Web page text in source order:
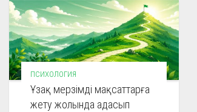
ПСИХОЛОГИЯ
Ұзақ мерзімді мақсаттарға
жету жолында адасып